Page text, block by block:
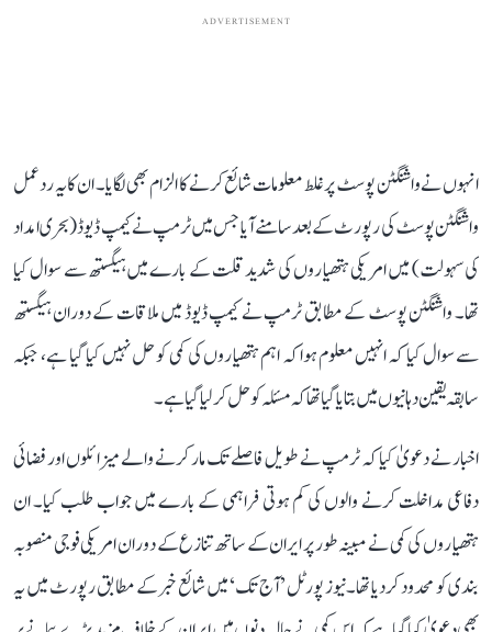
ADVERTISEMENT
انہوں نے واشنگٹن پوسٹ پر غلط معلومات شائع کرنے کا الزام بھی لگایا۔ ان کا یہ ردعمل
واشنگٹن پوسٹ کی رپورٹ کے بعد سامنے آیا جس میں ٹرمپ نے کیمپ ڈیوڈ (بحری امداد
کی سہولت) میں امریکی ہتھیاروں کی شدید قلت کے بارے میں ہیگستھ سے سوال کیا
تھا۔ واشنگٹن پوسٹ کے مطابق ٹرمپ نے کیمپ ڈیوڈ میں ملاقات کے دوران ہیگستھ
سے سوال کیا کہ انہیں معلوم ہوا کہ اہم ہتھیاروں کی کمی کو حل نہیں کیا گیا ہے، جبکہ
سابقہ ​​یقین دہانیوں میں بتا یا گیا تھا کہ مسئلہ کو حل کر لیا گیا ہے۔
اخبار نے دعویٰ کیا کہ ٹرمپ نے طویل فاصلے تک مار کرنے والے میزائلوں اور فضائی
دفاعی مداخلت کرنے والوں کی کم ہوتی فراہمی کے بارے میں جواب طلب کیا۔ ان
ہتھیاروں کی کمی نے مبینہ طور پر ایران کے ساتھ تنازع کے دوران امریکی فوجی منصوبہ
بندی کو محدود کر دیا تھا۔نیوز پورٹل ’آج تک‘ میں شائع خبر کے مطابق رپورٹ میں یہ